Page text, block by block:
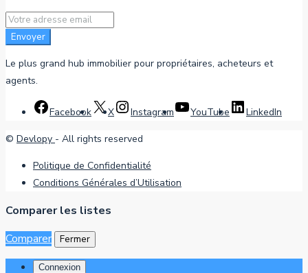
Envoyer
Le plus grand hub immobilier pour propriétaires, acheteurs et
agents.
Facebook X Instagram YouTube LinkedIn
© Devlopy - All rights reserved
Politique de Confidentialité
Conditions Générales d’Utilisation
Comparer les listes
Comparer
Fermer
Connexion